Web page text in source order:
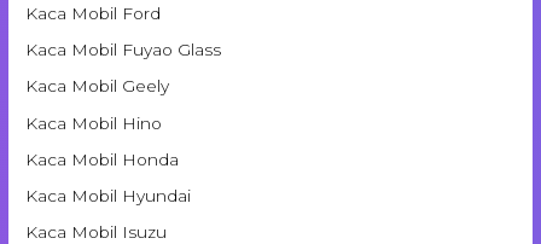
Kaca Mobil Ford
Kaca Mobil Fuyao Glass
Kaca Mobil Geely
Kaca Mobil Hino
Kaca Mobil Honda
Kaca Mobil Hyundai
Kaca Mobil Isuzu